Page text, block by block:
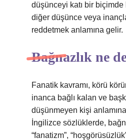
düşünceyi katı bir
diğer düşünce veya
reddetmek anlamına gelir.
Bağnazlık ne
Fanatik kavramı, körü
inanca bağlı kalan ve
düşünmeyen kişi
İngilizce sözlüklerde,
“fanatizm”,